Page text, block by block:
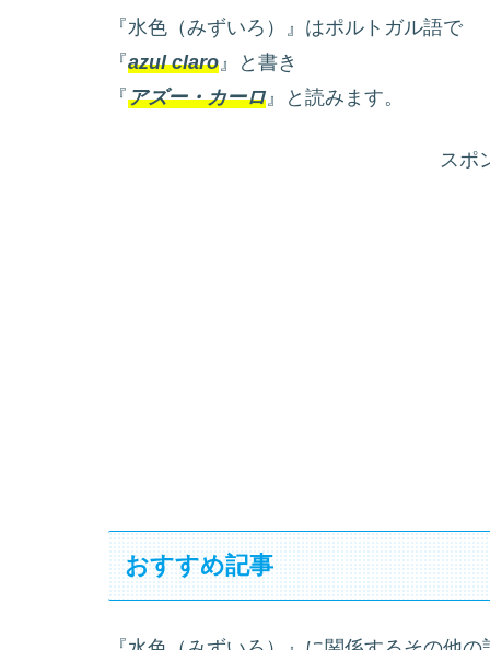
『水色（みずいろ）』はポルトガル語で
『azul claro 』と書き
『アズー・カーロ』と読みます。
スポ
おすすめ記事